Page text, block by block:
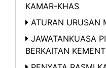
KAMAR-KHAS
ATURAN URUSAN
JAWATANKUASA
BERKAITAN